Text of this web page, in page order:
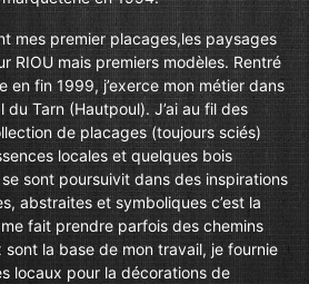
mes premier placages,les paysages
RIOU mais premiers modèles. Rentré
en fin 1999, j’exerce mon métier dans
Tarn (Hautpoul). J’ai au fil des
de placages (toujours sciés)
locales et quelques bois
sont poursuivit dans des inspirations
abstraites et symboliques c’est la
fait prendre parfois des chemins
la base de mon travail, je fournie
locaux pour la décorations de